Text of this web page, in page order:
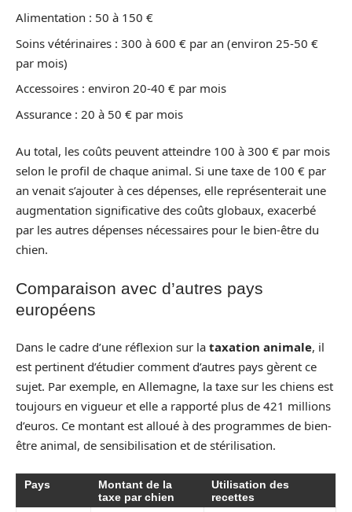
Alimentation : 50 à 150 €
Soins vétérinaires : 300 à 600 € par an (environ 25-50 €
par mois)
Accessoires : environ 20-40 € par mois
Assurance : 20 à 50 € par mois
Au total, les coûts peuvent atteindre 100 à 300 € par mois
selon le profil de chaque animal. Si une taxe de 100 € par
an venait s’ajouter à ces dépenses, elle représenterait une
augmentation significative des coûts globaux, exacerbé
par les autres dépenses nécessaires pour le bien-être du
chien.
Comparaison avec d’autres pays
européens
Dans le cadre d’une réflexion sur la taxation animale, il
est pertinent d’étudier comment d’autres pays gèrent ce
sujet. Par exemple, en Allemagne, la taxe sur les chiens est
toujours en vigueur et elle a rapporté plus de 421 millions
d’euros. Ce montant est alloué à des programmes de bien-
être animal, de sensibilisation et de stérilisation.
Pays
Montant de la
taxe par chien
Utilisation des
recettes